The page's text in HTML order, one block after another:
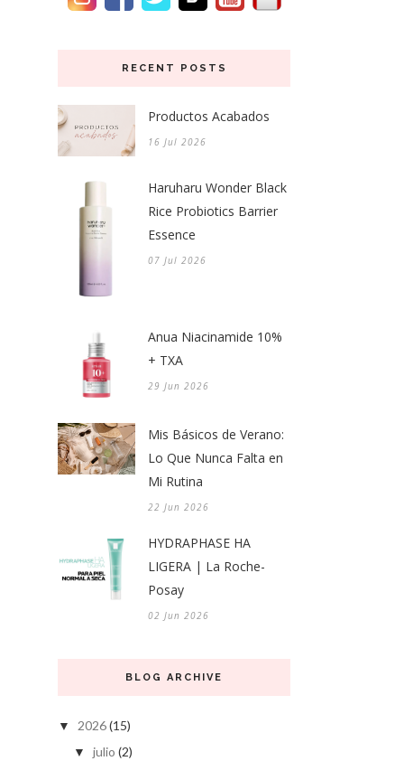
RECENT POSTS
Productos Acabados
16 Jul 2026
Haruharu Wonder Black
Rice Probiotics Barrier
Essence
07 Jul 2026
Anua Niacinamide 10%
+ TXA
29 Jun 2026
Mis Básicos de Verano:
Lo Que Nunca Falta en
Mi Rutina
22 Jun 2026
HYDRAPHASE HA
LIGERA | La Roche-
Posay
02 Jun 2026
BLOG ARCHIVE
▼ 2026(15)
▼ julio (2)